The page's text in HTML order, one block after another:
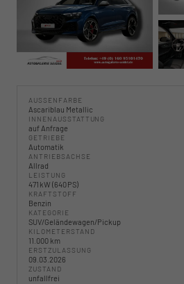
AUSSENFARBE
Ascariblau Metallic
INNENAUSSTATTUNG
auf Anfrage
GETRIEBE
Automatik
ANTRIEBSACHSE
Allrad
LEISTUNG
471 kW (640 PS)
KRAFTSTOFF
Benzin
KATEGORIE
SUV/Geländewagen/Pickup
KILOMETERSTAND
11.000 km
ERSTZULASSUNG
09.03.2026
ZUSTAND
unfallfrei